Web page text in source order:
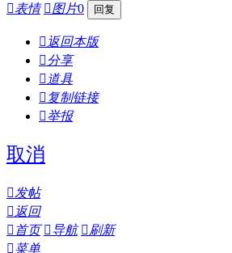
表情 图片0
 返回本版
分享
 道具
 复制链接
举报
取消
发帖
 返回
 首页 导航 刷新
菜单